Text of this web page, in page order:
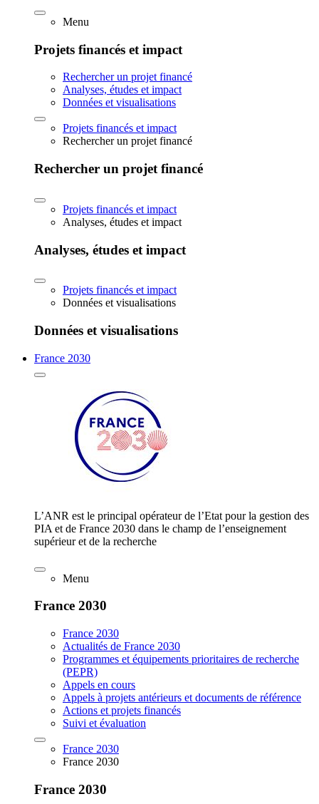
Menu
Projets financés et impact
Rechercher un projet financé
Analyses, études et impact
Données et visualisations
Projets financés et impact
Rechercher un projet financé
Rechercher un projet financé
Projets financés et impact
Analyses, études et impact
Analyses, études et impact
Projets financés et impact
Données et visualisations
Données et visualisations
France 2030
L’ANR est le principal opérateur de l’Etat pour la gestion des
PIA et de France 2030 dans le champ de l’enseignement
supérieur et de la recherche
Menu
France 2030
France 2030
Actualités de France 2030
Programmes et équipements prioritaires de recherche
(PEPR)
Appels en cours
Appels à projets antérieurs et documents de référence
Actions et projets financés
Suivi et évaluation
France 2030
France 2030
France 2030